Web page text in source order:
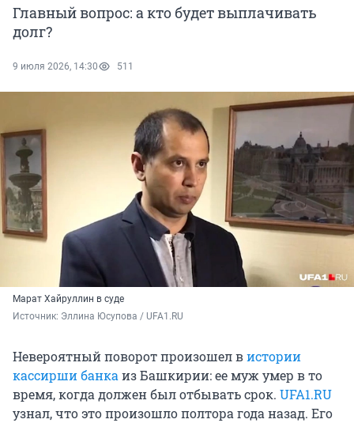
Главный вопрос: а кто будет выплачивать
долг?
9 июля 2026, 14:30 511
Марат Хайруллин в суде
Источник: Эллина Юсупова / UFA1.RU
Невероятный поворот произошел вистории
кассирши банкаиз Башкирии: ее муж умер в то
время, когда должен был отбывать срок. UFA1.RU
узнал, что это произошло полтора года назад. Его